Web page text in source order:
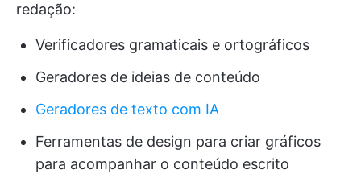
redação:
Verificadores gramaticais e ortográficos
Geradores de ideias de conteúdo
Geradores de texto com IA
Ferramentas de design para criar gráficos
para acompanhar o conteúdo escrito